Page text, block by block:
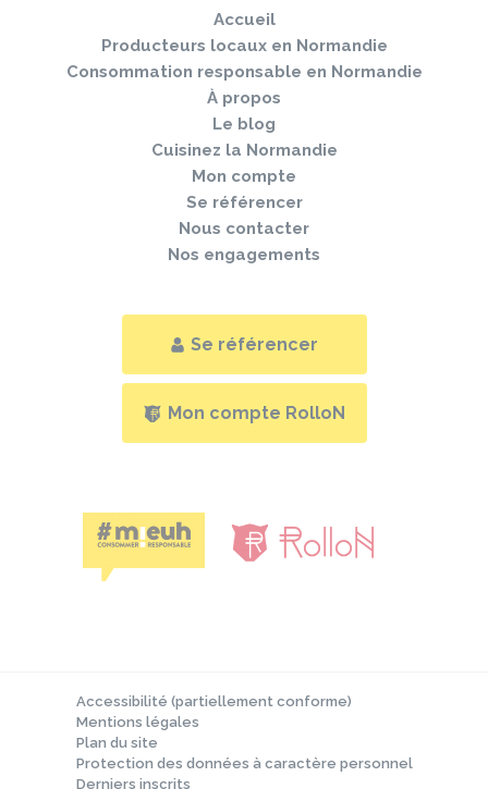
Accueil
Producteurs locaux en Normandie
Consommation responsable en Normandie
À propos
Le blog
Cuisinez la Normandie
Mon compte
Se référencer
Nous contacter
Nos engagements
Se référencer
Mon compte RolloN
Accessibilité (partiellement conforme)
Mentions légales
Plan du site
Protection des données à caractère personnel
Derniers inscrits